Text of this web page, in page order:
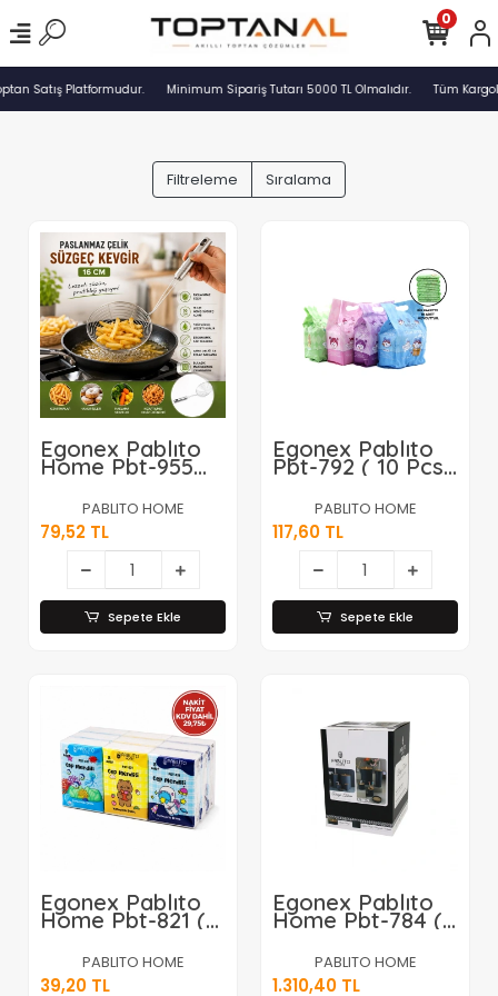
Satış Platformudur. Minimum Sipariş Tutarı 5000 TL Olmalıdır. Tüm
0
Filtreleme Sıralama
Egonex Pablıto
Home Pbt-955
16cm Metal
Kevgir*10x30
PABLITO HOME
79,52 TL
Sepete Ekle
Egonex Pablıto
Pbt-792 ( 10 Pcs
) Mini & Cep Islak
Mendil*24=k
PABLITO HOME
117,60 TL
Sepete Ekle
Egonex Pablıto
Home Pbt-821 (
8pcs ) ( Mini )
Cep ( Kağıt )
Mendil ( 9lu
PABLITO HOME
39,20 TL
Egonex Pablıto
Home Pbt-784 (
5pcs ) Yuvarlak
Banyo Seti &
Takımı (bambu
PABLITO HOME
1.310,40 TL